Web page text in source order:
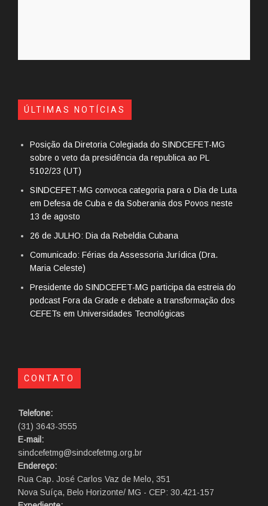
ÚLTIMAS NOTÍCIAS
Posição da Diretoria Colegiada do SINDCEFET-MG
sobre o veto da presidência da republica ao PL
5102/23 (UT)
SINDCEFET-MG convoca categoria para o Dia de Luta
em Defesa de Cuba e da Soberania dos Povos neste
13 de agosto
26 de JULHO: Dia da Rebeldia Cubana
Comunicado: Férias da Assessoria Jurídica (Dra.
Maria Celeste)
Presidente do SINDCEFET-MG participa da estreia do
podcast Fora da Grade e debate a transformação dos
CEFETs em Universidades Tecnológicas
CONTATO
Telefone:
(31) 3643-3555
E-mail:
sindcefetmg@sindcefetmg.org.br
Endereço:
Rua Cap. José Carlos Vaz de Melo, 351
Nova Suíça, Belo Horizonte/ MG - CEP: 30.421-157